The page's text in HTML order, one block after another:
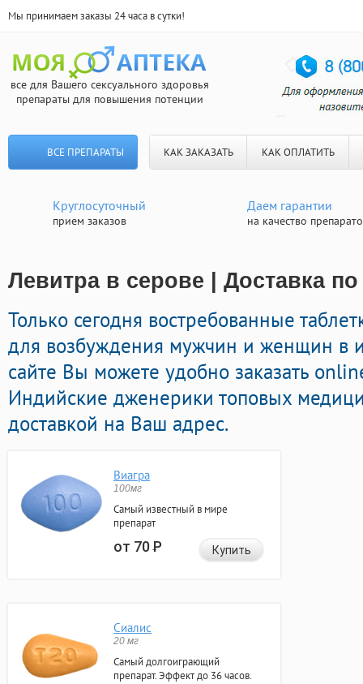
Мы принимаем заказы 24 часа в сутки!
все для Вашего сексуального здоровья
препараты для повышения потенции
ВСЕ ПРЕПАРАТЫ КАК ЗАКАЗАТЬ КАК ОПЛАТИТЬ
Круглосуточный
прием заказов
Даем гарантии
на качество
Левитра в серове | Доставка
Только сегодня востребованные
для возбуждения мужчин и женщин в
сайте Вы можете удобно заказать
Индийские дженерики топовых
доставкой на Ваш адрес.
Виагра
100мг
Самый известный в мире
препарат
от 70Р Купить
Сиалис
20 мг
Самый долгоиграющий
препарат. Эффект до 36 часов.